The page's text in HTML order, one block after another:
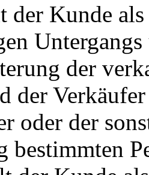
der Kunde
der
der
oder der
bestimmten